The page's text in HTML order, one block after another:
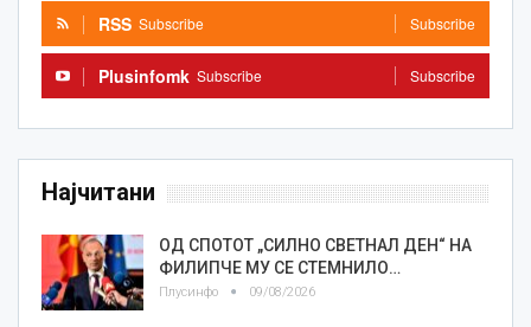
RSS Subscribe Subscribe
Plusinfomk Subscribe Subscribe
Најчитани
ОД СПОТОТ „СИЛНО СВЕТНАЛ ДЕН“ НА
ФИЛИПЧЕ МУ СЕ СТЕМНИЛО…
Плусинфо 09/08/2026